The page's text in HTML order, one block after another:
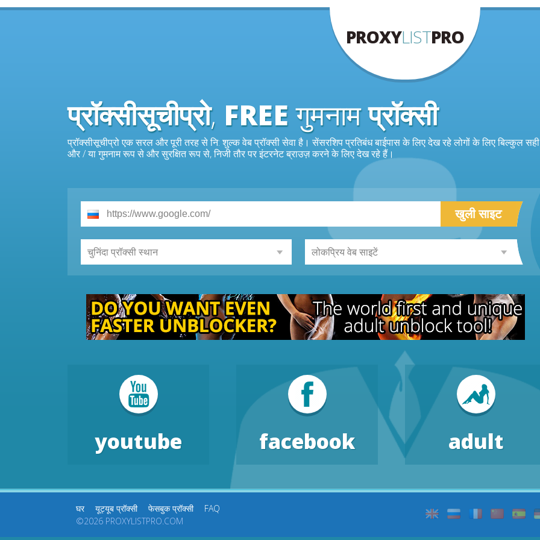
PROXYLISTPRO
प्रॉक्सीसूचीप्रो, FREEगुमनामप्रॉक्सी
प्रॉक्सीसूचीप्रो एक सरल और पूरी तरह से नि: शुल्क वेब प्रॉक्सी सेवा है। सेंसरशिप प्रतिबंध बाईपास के लिए देख रहे लोगों के लिए बिल्कुल सही
और / या गुमनाम रूप से और सुरक्षित रूप से, निजी तौर पर इंटरनेट ब्राउज़ करने के लिए देख रहे हैं।
खुली साइट
चुनिंदा प्रॉक्सी स्थान लोकप्रिय वेब साइटें
youtube facebook adult
घर यूट्यूब प्रॉक्सी फेसबुक प्रॉक्सी
FAQ
©2026 PROXYLISTPRO.COM